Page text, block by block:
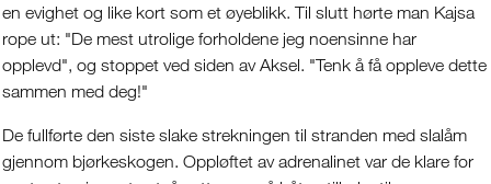
en evighet og like kort som et øyeblikk. Til slutt hørte man Kajsa
rope ut: "De mest utrolige forholdene jeg noensinne har
opplevd", og stoppet ved siden av Aksel. "Tenk å få oppleve dette
sammen med deg!"
De fullførte den siste slake strekningen til stranden med slalåm
gjennom bjørkeskogen. Oppløftet av adrenalinet var de klare for